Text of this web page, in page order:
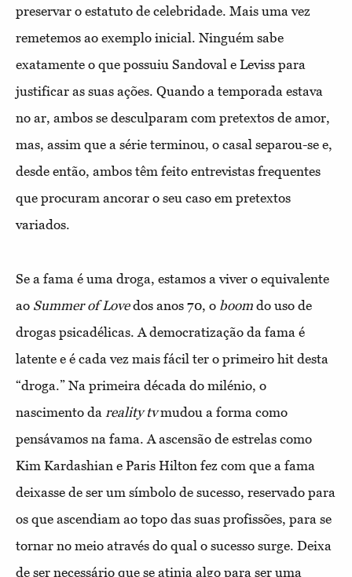
preservar o estatuto de celebridade. Mais uma vez
remetemos ao exemplo inicial. Ninguém sabe
exatamente o que possuiu Sandoval e Leviss para
justificar as suas ações. Quando a temporada estava
no ar, ambos se desculparam com pretextos de amor,
mas, assim que a série terminou, o casal separou-se e,
desde então, ambos têm feito entrevistas frequentes
que procuram ancorar o seu caso em pretextos
variados.
Se a fama é uma droga, estamos a viver o equivalente
ao Summer of Lovedos anos 70, o boom do uso de
drogas psicadélicas. A democratização da fama é
latente e é cada vez mais fácil ter o primeiro hit desta
“droga.” Na primeira década do milénio, o
nascimento da reality tvmudou a forma como
pensávamos na fama. A ascensão de estrelas como
Kim Kardashian e Paris Hilton fez com que a fama
deixasse de ser um símbolo de sucesso, reservado para
os que ascendiam ao topo das suas profissões, para se
tornar no meio através do qual o sucesso surge. Deixa
de ser necessário que se atinja algo para ser uma